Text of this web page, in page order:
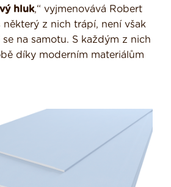
hluk,“ vyjmenovává Robert
některý z nich trápí, není však
na samotu. S každým z nich
díky moderním materiálům